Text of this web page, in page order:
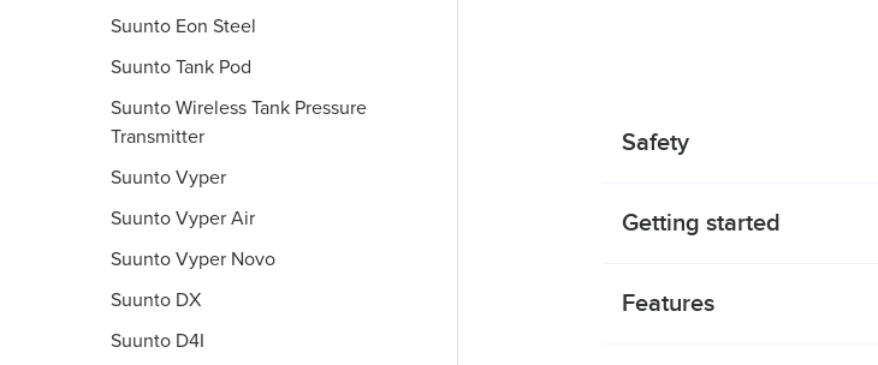
Suunto Eon Steel
Suunto Tank Pod
Suunto Wireless Tank Pressure
Transmitter
Suunto Vyper
Suunto Vyper Air
Suunto Vyper Novo
Suunto DX
Suunto D4I
Safety
Getting started
Features